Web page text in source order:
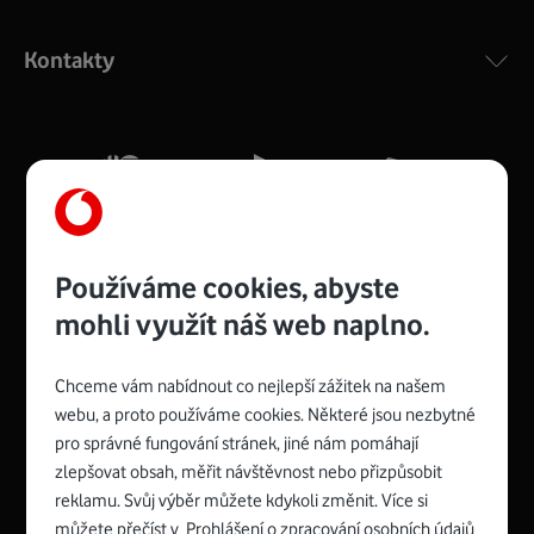
silný signál pro celou domácnost. Kompaktní rozměry 21
Více o COMPAL CH7465VF
Zyxel VMG8623-T50B:
Rozměry modemu jsou 16 x 22 x 7,5 cm (včetně stojánku)
a nabízí 4 gigabitové LAN porty a bezdrátové připojení Wi-
Spojte se s Vodafonem
Kontakty
Používáme cookies, abyste
mohli využít náš web naplno.
Chceme vám nabídnout co nejlepší zážitek na našem
webu, a proto používáme cookies. Některé jsou nezbytné
pro správné fungování stránek, jiné nám pomáhají
zlepšovat obsah, měřit návštěvnost nebo přizpůsobit
reklamu. Svůj výběr můžete kdykoli změnit. Více si
můžete přečíst v Prohlášení o zpracování osobních údajů